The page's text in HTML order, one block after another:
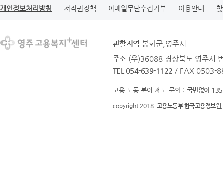
개인정보처리방침 저작권정책 이메일무단수집거부 이용안내
관할지역 봉화군,영주시
주소 (우)36088 경상북도 영주시
TEL 054-639-1122 / FAX 0503-
고용·노동 분야 제도 문의 : 국번없이
copyright 2018 고용노동부 한국고용정보원.